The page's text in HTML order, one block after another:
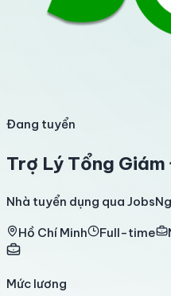
Đang tuyển
Trợ Lý Tổng
Nhà tuyển dụng qua
Hồ Chí Minh Full-time
Mức lương